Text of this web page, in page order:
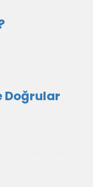
Doğrular